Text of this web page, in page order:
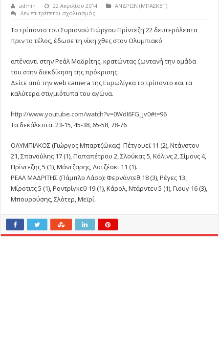
admin 22 Απριλίου 2014
ΑΝΔΡΩΝ (ΜΠΑΣΚΕΤ)
Δεν επιτρέπεται σχολιασμόςστο
ΤΡΙΠΟΝΤΟ
ΤΗΣ
ΝΙΚΗΣ
Το τρίποντο του Συριανού Γιώργου Πρίντεζη 22 δευτερόλεπτα
πριν το τέλος, έδωσε τη νίκη χθες στον Ολυμπιακό
απέναντι στην Ρεάλ Μαδρίτης, κρατώντας ζωντανή την ομάδα
του στην διεκδίκηση της πρόκρισης.
Δείτε από την web camera της Ευρωλίγκα το τρίποντο και τα
καλύτερα στιγμιότυπα του αγώνα.
http://www.youtube.com/watch?v=0WdI6FG_jv0#t=96
Τα δεκάλεπτα: 23-15, 45-38, 65-58, 78-76
ΟΛΥΜΠΙΑΚΟΣ (Γιώργος Μπαρτζώκας): Πέτγουεϊ 11 (2), Ντάνστον
21, Σπανούλης 17 (1), Παπαπέτρου 2, Σλούκας 5, Κόλινς 2, Σίμονς 4,
Πρίντεζης 5 (1), Μάντζαρης, Λοτζέσκι 11 (1).
ΡΕΑΛ ΜΑΔΡΙΤΗΣ (Πάμπλο Λάσο): Φερνάντεθ 18 (3), Ρέγες 13,
Μίροτιτς 5 (1), Ροντρίγκεθ 19 (1), Κάρολ, Ντάρντεν 5 (1), Γιουγ 16 (3),
Μπουρούσης, Σλότερ, Μεϊρί.